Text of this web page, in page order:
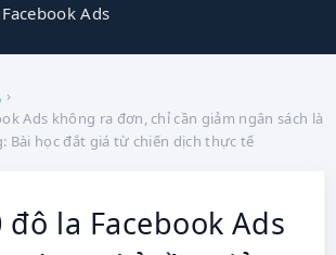
Ads
›
Ads không ra đơn, chỉ cần giảm ngân sách là
Bài học đắt giá từ chiến dịch thực tế
la Facebook Ads